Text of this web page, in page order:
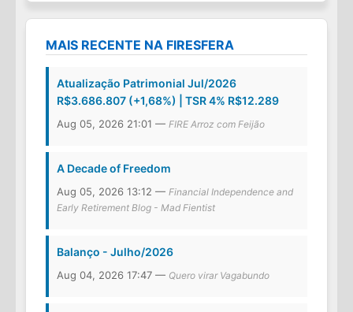
MAIS RECENTE NA FIRESFERA
Atualização Patrimonial Jul/2026
R$3.686.807 (+1,68%) | TSR 4% R$12.289
Aug 05, 2026 21:01 — FIRE Arroz com Feijão
A Decade of Freedom
Aug 05, 2026 13:12 — Financial Independence and
Early Retirement Blog - Mad Fientist
Balanço - Julho/2026
Aug 04, 2026 17:47 — Quero virar Vagabundo